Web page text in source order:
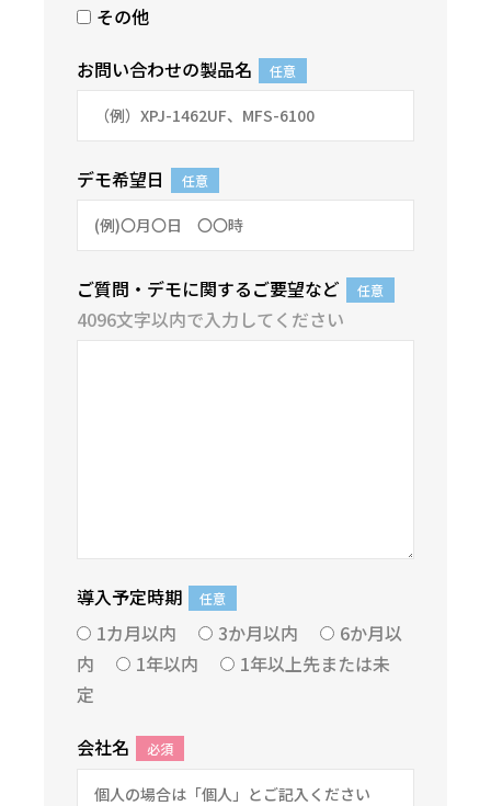
その他
お問い合わせの製品名
任意
デモ希望日 任意
ご質問・デモに関するご要望など 任意
4096文字以内で入力してください
導入予定時期 任意
1カ月以内 3か月以内
6か月以
内
1年以内
1年以上先または未
定
会社名
必須